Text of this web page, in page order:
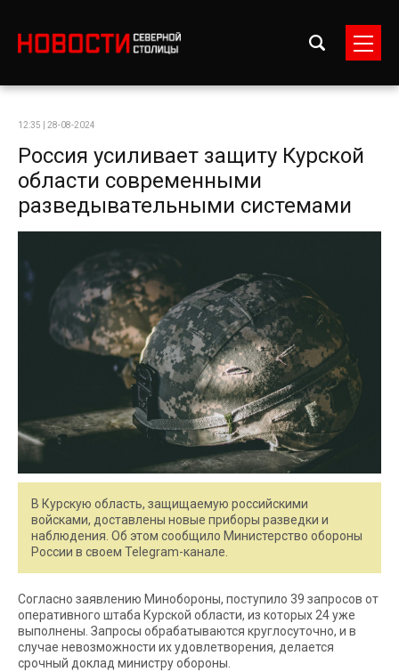
12:35 | 28-08-2024
Россия усиливает защиту Курской
области современными
разведывательными системами
В Курскую область, защищаемую российскими
войсками, доставлены новые приборы разведки и
наблюдения. Об этом сообщило Министерство обороны
России в своем Telegram-канале.
Согласно заявлению Минобороны, поступило 39 запросов от
оперативного штаба Курской области, из которых 24 уже
выполнены. Запросы обрабатываются круглосуточно, и в
случае невозможности их удовлетворения, делается
срочный доклад министру обороны.